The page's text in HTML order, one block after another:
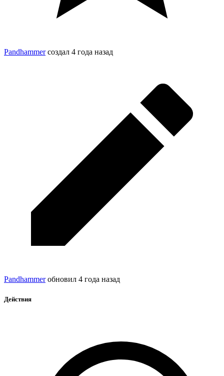
Pandhammerсоздал 4 года назад
Pandhammerобновил 4 года назад
Действия